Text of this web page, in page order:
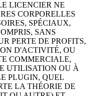
LICENCIER NE
CORPORELLES
SPÉCIAUX,
SANS
PERTE DE PROFITS,
D'ACTIVITÉ, OU
COMMERCIALE,
UTILISATION OU À
PLUGIN, QUEL
LA THÉORIE DE